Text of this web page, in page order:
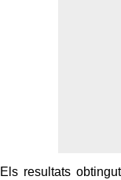
Els resultats